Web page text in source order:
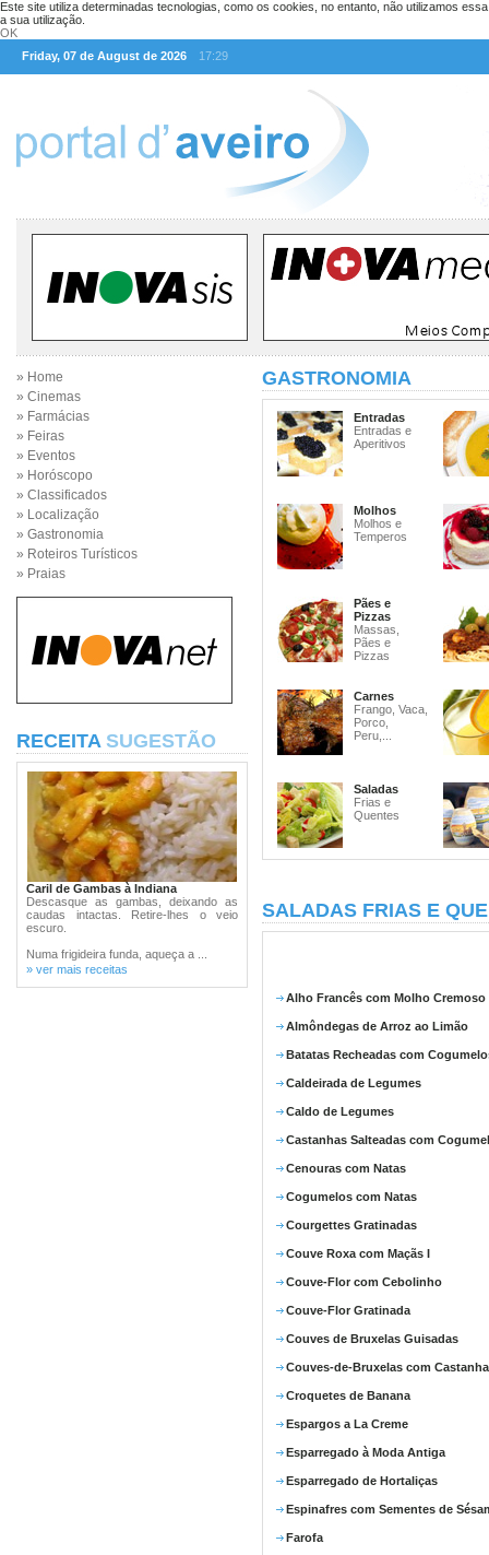
Este site utiliza determinadas tecnologias, como os cookies, no entanto, não utilizamos
a sua utilização.
OK
Friday, 07 de August de 2026
17:29
» Home
» Cinemas
» Farmácias
» Feiras
» Eventos
» Horóscopo
» Classificados
» Localização
» Gastronomia
» Roteiros Turísticos
» Praias
RECEITA SUGESTÃO
Caril de Gambas à Indiana
Descasque as gambas, deixando as
caudas intactas. Retire-lhes o veio
escuro.
Numa frigideira funda, aqueça a ...
» ver mais receitas
GASTRONOMIA
Entradas
Entradas e
Aperitivos
Molhos
Molhos e
Temperos
Pães e
Pizzas
Massas,
Pães e
Pizzas
Carnes
Frango, Vaca,
Porco,
Peru,...
Saladas
Frias e
Quentes
SALADAS FRIAS E
Alho Francês com Molho Cremoso
Almôndegas de Arroz ao Limão
Batatas Recheadas com
Caldeirada de Legumes
Caldo de Legumes
Castanhas Salteadas com
Cenouras com Natas
Cogumelos com Natas
Courgettes Gratinadas
Couve Roxa com Maçãs I
Couve-Flor com Cebolinho
Couve-Flor Gratinada
Couves de Bruxelas Guisadas
Couves-de-Bruxelas com
Croquetes de Banana
Espargos a La Creme
Esparregado à Moda Antiga
Esparregado de Hortaliças
Espinafres com Sementes de
Farofa